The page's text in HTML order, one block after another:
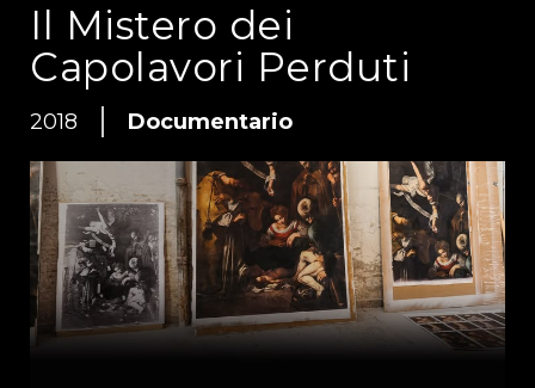
Il Mistero dei
Capolavori Perduti
2018 Documentario